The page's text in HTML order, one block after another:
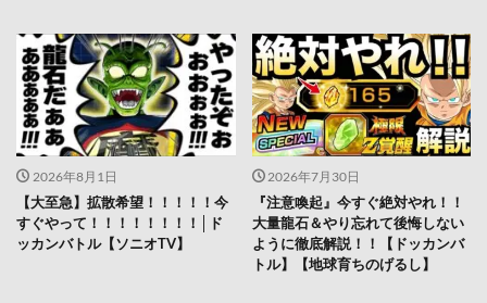
2026年8月1日
【大至急】拡散希望！！！！！今
すぐやって！！！！！！！！│ド
ッカンバトル【ソニオTV】
2026年7月30日
『注意喚起』今すぐ絶対やれ！！
大量龍石＆やり忘れて後悔しない
ように徹底解説！！【ドッカンバ
トル】【地球育ちのげるし】